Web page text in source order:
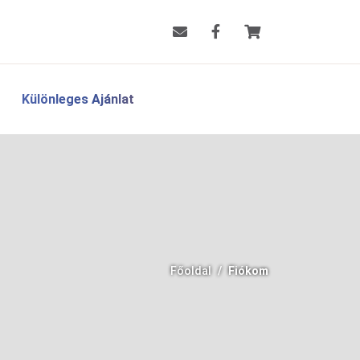
Különleges Ajánlat
Főoldal Fiókom